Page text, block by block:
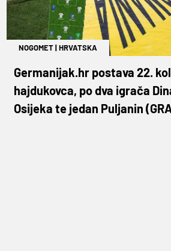
NOGOMET|HRVATSKA
Germanijak.hr postava 22.
hajdukovca, po dva igrača
Osijeka te jedan Puljanin